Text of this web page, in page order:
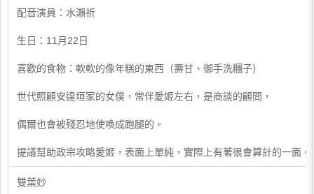
配音演員：水瀨祈
生日：11月22日
喜歡的食物：軟軟的像年糕的東西（壽甘、御手洗糰子）
世代照顧安達垣家的女僕，常伴愛姬左右，是商談的顧問，
偶爾也會被殘忍地使喚成跑腿的。
提議幫助政宗攻略愛姬，表面上單純，實際上有著很會算計的一面。
​雙葉妙